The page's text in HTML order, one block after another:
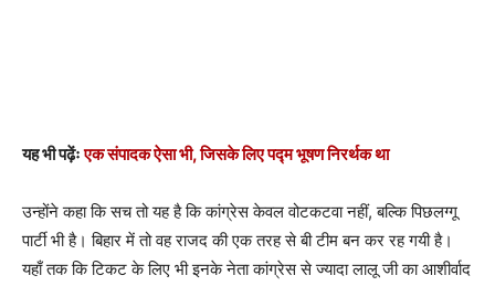
यह भी पढ़ेंःएक संपादक ऐसा भी, जिसके लिए पद्म भूषण निरर्थक था
उन्होंने कहा कि सच तो यह है कि कांग्रेस केवल वोटकटवा नहीं, बल्कि पिछलग्गू
पार्टी भी है। बिहार में तो वह राजद की एक तरह से बी टीम बन कर रह गयी है।
यहाँ तक कि टिकट के लिए भी इनके नेता कांग्रेस से ज्यादा लालू जी का आशीर्वाद